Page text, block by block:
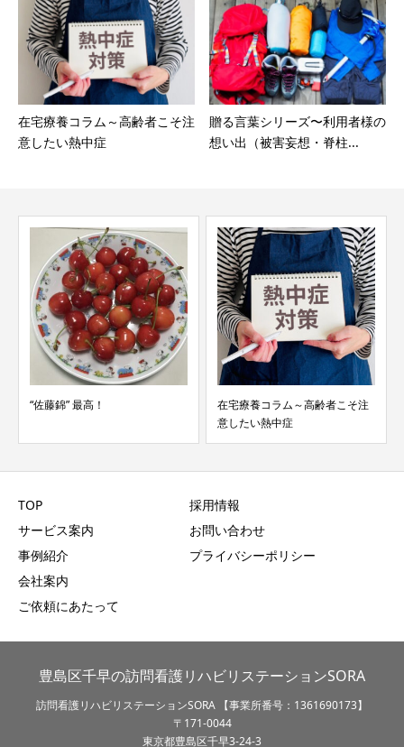
在宅療養コラム～高齢者こそ注
意したい熱中症
贈る言葉シリーズ〜利用者様の
想い出（被害妄想・脊柱...
“佐藤錦” 最高！
在宅療養コラム～高齢者こそ注
意したい熱中症
TOP
サービス案内
事例紹介
会社案内
ご依頼にあたって
採用情報
お問い合わせ
プライバシーポリシー
豊島区千早の訪問看護リハビリステーションSORA
訪問看護リハビリステーションSORA 【事業所番号：1361690173】
〒171-0044
東京都豊島区千早3-24-3